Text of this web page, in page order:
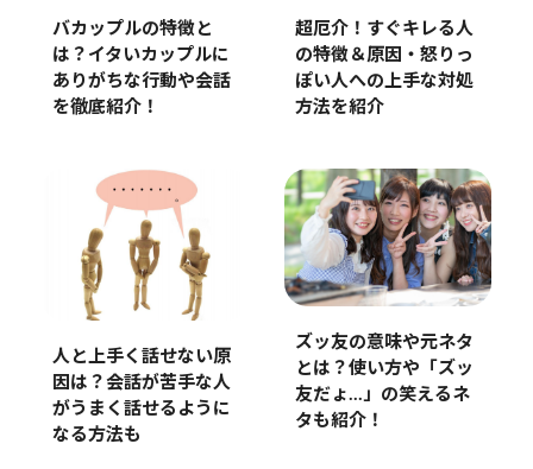
バカップルの特徴と
は？イタいカップルに
ありがちな行動や会話
を徹底紹介！
超厄介！すぐキレる人
の特徴＆原因・怒りっ
ぽい人への上手な対処
方法を紹介
人と上手く話せない原
因は？会話が苦手な人
がうまく話せるように
なる方法も
ズッ友の意味や元ネタ
とは？使い方や「ズッ
友だょ…」の笑えるネ
タも紹介！